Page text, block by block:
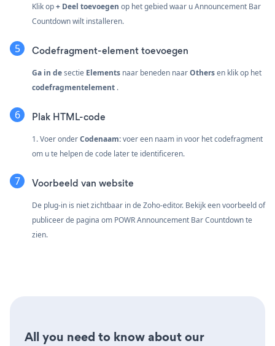
Klik op+ Deel toevoegen op het gebied waar u Announcement Bar
Countdown wilt installeren.
Codefragment-element toevoegen
Ga in desectie Elements naar beneden naarOthersen klik op het
codefragmentelement .
Plak HTML-code
1. Voer onderCodenaam:voer een naam in voor het codefragment
om u te helpen de code later te identificeren.
Voorbeeld van website
De plug-in is niet zichtbaar in de Zoho-editor. Bekijk een voorbeeld of
publiceer de pagina om POWR Announcement Bar Countdown te
zien.
All you need to know about our